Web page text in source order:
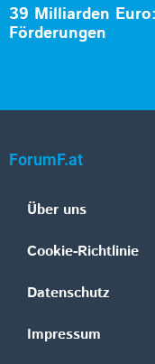
39 Milliarden
Förderungen
ForumF.at
Über uns
Cookie-Richtlinie
Datenschutz
Impressum